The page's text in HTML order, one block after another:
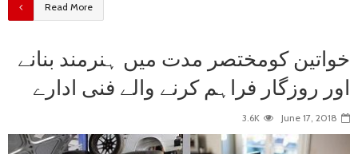
Read More
خواتین کومختصر مدت میں ہنرمند بنانے
اور روزگار فراہم کرنے والے فنی ادارے
June 17, 2018
3.6K